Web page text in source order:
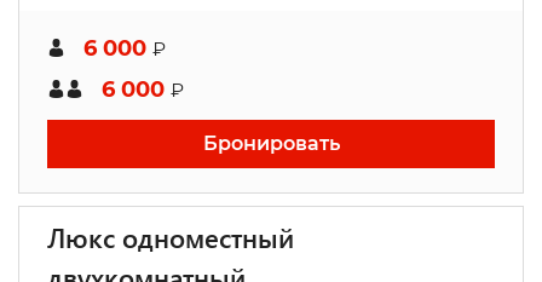
6 000 ₽
6 000 ₽
Бронировать
Люкс одноместный